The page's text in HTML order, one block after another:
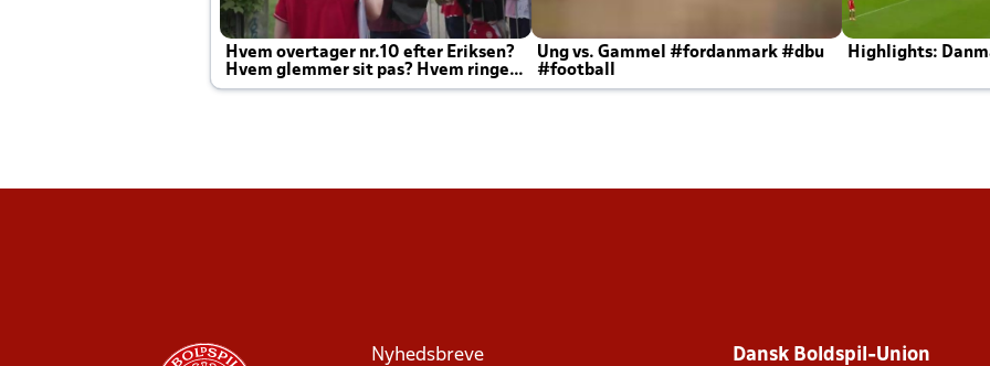
Hvem overtager nr.10 efter Eriksen?
Hvem glemmer sit pas? Hvem ringer
Joachim altid til efter kampe?
Ung vs. Gammel #fordanmark #dbu
#football
Highlights:
Nyhedsbreve
Dansk Boldspil-Union